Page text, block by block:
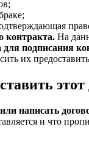
контракта. На
подписания
их
написать
и что